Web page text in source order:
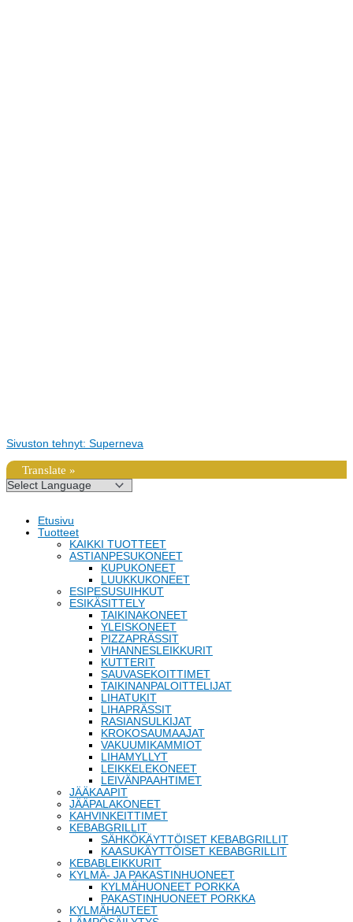
Sivuston tehnyt: Superneva
Translate »
Etusivu
Tuotteet
KAIKKI TUOTTEET
ASTIANPESUKONEET
KUPUKONEET
LUUKKUKONEET
ESIPESUSUIHKUT
ESIKÄSITTELY
TAIKINAKONEET
YLEISKONEET
PIZZAPRÄSSIT
VIHANNESLEIKKURIT
KUTTERIT
SAUVASEKOITTIMET
TAIKINANPALOITTELIJAT
LIHATUKIT
LIHAPRÄSSIT
RASIANSULKIJAT
KROKOSAUMAAJAT
VAKUUMIKAMMIOT
LIHAMYLLYT
LEIKKELEKONEET
LEIVÄNPAAHTIMET
JÄÄKAAPIT
JÄÄPALAKONEET
KAHVINKEITTIMET
KEBABGRILLIT
SÄHKÖKÄYTTÖISET KEBABGRILLIT
KAASUKÄYTTÖISET KEBABGRILLIT
KEBABLEIKKURIT
KYLMÄ- JA PAKASTINHUONEET
KYLMÄHUONEET PORKKA
PAKASTINHUONEET PORKKA
KYLMÄHAUTEET